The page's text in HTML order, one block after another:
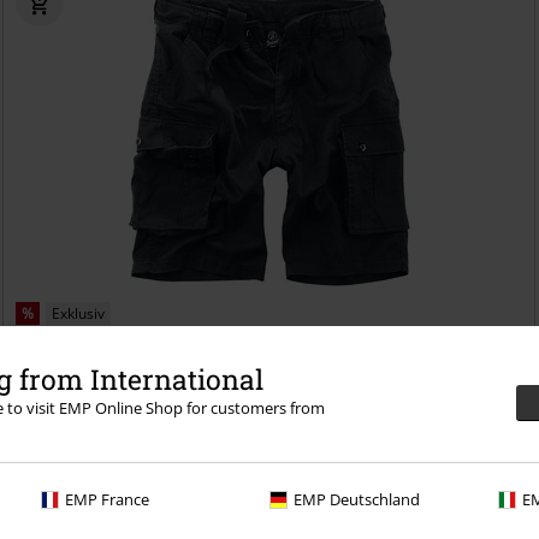
from International
to visit EMP Online Shop for customers from
EMP France EMP Deutschland
% Exklusiv
Från 389:-
Cody Vintage Brandit Shorts